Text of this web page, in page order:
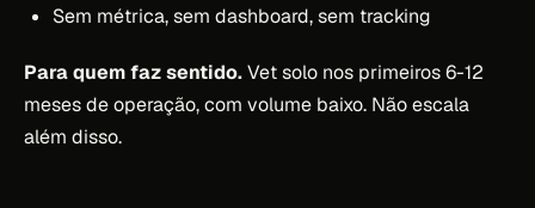
Sem métrica, sem dashboard, sem tracking
Para quem faz sentido.Vet solo nos primeiros 6-12
meses de operação, com volume baixo. Não escala
além disso.